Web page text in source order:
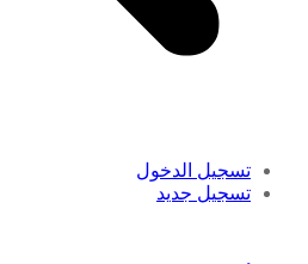
تسجيل الدخول
تسجيل جديد